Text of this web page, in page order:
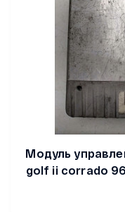
Модуль
golf ii corrado